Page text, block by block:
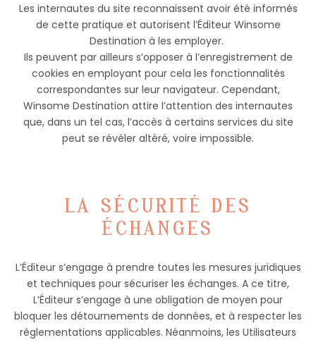
Les internautes du site reconnaissent avoir été informés
de cette pratique et autorisent l’Éditeur Winsome
Destination à les employer.
Ils peuvent par ailleurs s’opposer à l’enregistrement de
cookies en employant pour cela les fonctionnalités
correspondantes sur leur navigateur. Cependant,
Winsome Destination attire l’attention des internautes
que, dans un tel cas, l’accès à certains services du site
peut se révéler altéré, voire impossible.
LA SÉCURITÉ DES
ÉCHANGES
L’Éditeur s’engage à prendre toutes les mesures juridiques
et techniques pour sécuriser les échanges. A ce titre,
L’Éditeur s’engage à une obligation de moyen pour
bloquer les détournements de données, et à respecter les
réglementations applicables. Néanmoins, les Utilisateurs